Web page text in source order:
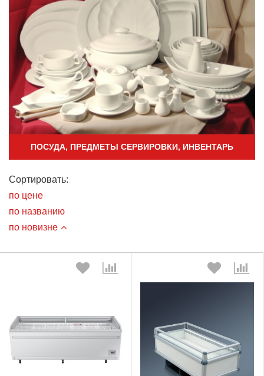
ПОСУДА, ПРЕДМЕТЫ СЕРВИРОВКИ, ИНВЕНТАРЬ
Сортировать:
по цене
по названию
по новизне
Выберите количество: Выберите количество: